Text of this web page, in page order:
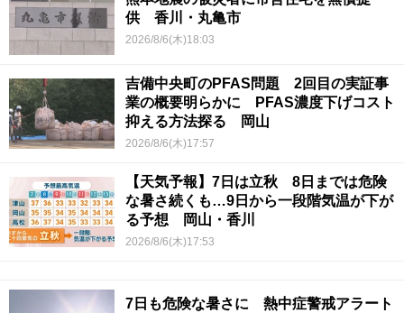
供 香川・丸亀市
2026/8/6(木)18:03
吉備中央町のPFAS問題 2回目の実証事
業の概要明らかに PFAS濃度下げコスト
抑える方法探る 岡山
2026/8/6(木)17:57
【天気予報】7日は立秋 8日までは危険
な暑さ続くも…9日から一段階気温が下が
る予想 岡山・香川
2026/8/6(木)17:53
7日も危険な暑さに 熱中症警戒アラート